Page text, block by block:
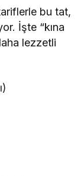
bu tat,
İşte “kına
lezzetli